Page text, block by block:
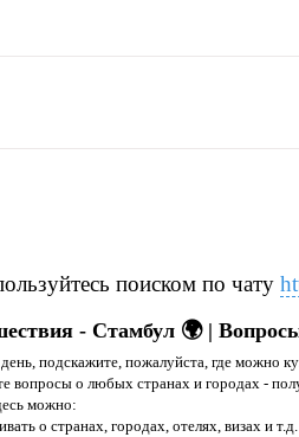
поиском по чату
- Стамбул 🌍 |
подскажите, пожалуйста, где можно
вопросы о любых странах и городах -
можно:
о странах, городах, отелях, визах и т.д.